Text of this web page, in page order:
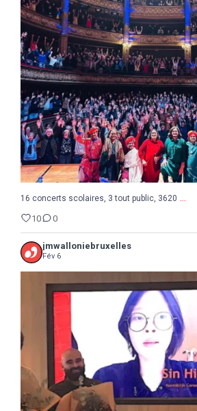
16 concerts scolaires, 3 tout
10 0
16 concerts scolaires, 3 tout public, 3620 ...
10 0
jmwalloniebruxelles
Fév 6
Semaine de la Musique belge, suite